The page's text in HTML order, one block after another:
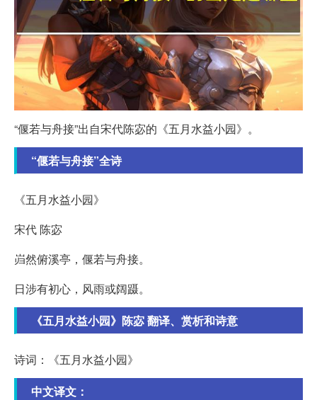
“偃若与舟接”出自宋代陈宓的《五月水益小园》。
“偃若与舟接”全诗
《五月水益小园》
宋代 陈宓
岿然俯溪亭，偃若与舟接。
日涉有初心，风雨或阔蹑。
《五月水益小园》陈宓 翻译、赏析和诗意
诗词：《五月水益小园》
中文译文：